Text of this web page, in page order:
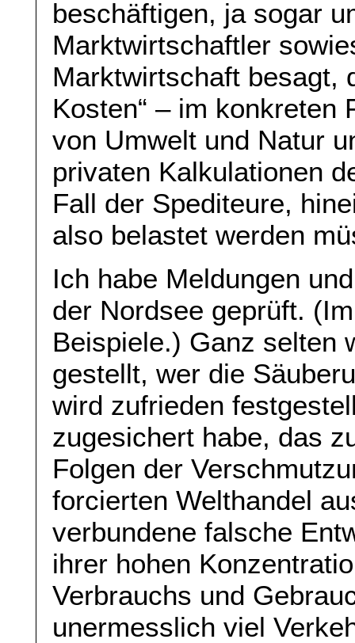
beschäftigen, ja sogar
Marktwirtschaftler
Marktwirtschaft besagt,
Kosten“ – im konkreten
von Umwelt und Natur
privaten Kalkulationen
Fall der Spediteure,
also belastet werden
Ich habe Meldungen
der Nordsee geprüft.
Beispiele.) Ganz selten
gestellt, wer die
wird zufrieden
zugesichert habe, das
Folgen der
forcierten Welthandel
verbundene falsche
ihrer hohen
Verbrauchs und
unermesslich viel